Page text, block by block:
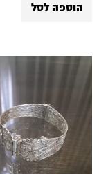
הוספה לסל